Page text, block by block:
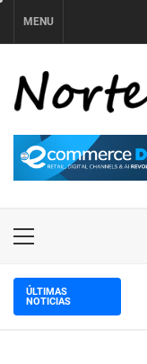
Skip
to
content
MENU
NORTE EN LÍNEA
Primary
ÚLTIMAS
NOTICIAS